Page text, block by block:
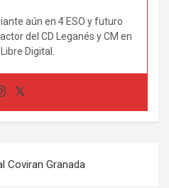
aún en 4 ESO y futuro
del CD Leganés y CM en
Digital.
Coviran Granada